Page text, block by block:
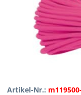
Artikel-Nr.: